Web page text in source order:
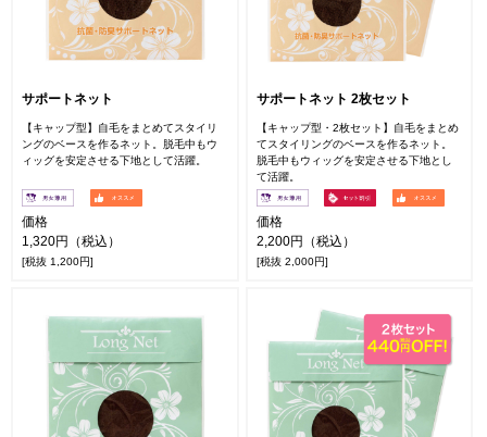
サポートネット
【キャップ型】自毛をまとめてスタイリ
ングのベースを作るネット。脱毛中もウ
ィッグを安定させる下地として活躍。
価格
1,320円（税込）
[税抜 1,200円]
サポートネット 2枚セット
【キャップ型・2枚セット】自毛をまとめ
てスタイリングのベースを作るネット。
脱毛中もウィッグを安定させる下地とし
て活躍。
価格
2,200円（税込）
[税抜 2,000円]